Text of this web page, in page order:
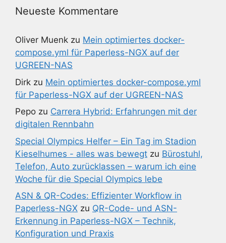
Neueste Kommentare
Oliver Muenk zu Mein optimiertes docker-
compose.yml für Paperless-NGX auf der
UGREEN-NAS
Dirk zu Mein optimiertes docker-compose.yml
für Paperless-NGX auf der UGREEN-NAS
Pepo zu Carrera Hybrid: Erfahrungen mit der
digitalen Rennbahn
Special Olympics Helfer – Ein Tag im Stadion
Kieselhumes - alles was bewegt zu Bürostuhl,
Telefon, Auto zurücklassen – warum ich eine
Woche für die Special Olympics lebe
ASN & QR-Codes: Effizienter Workflow in
Paperless-NGX zu QR-Code- und ASN-
Erkennung in Paperless-NGX – Technik,
Konfiguration und Praxis